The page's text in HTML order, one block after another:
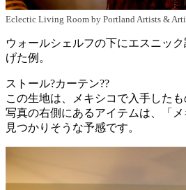
Eclectic Living Room by Portland Artists &
ウォールシェルフの下にエスニッ
げた例。
ストール?カーテン??
この生地は、メキシコで入手したも
写真の右側にあるアイテムは、「
見つかりそうな予感です。